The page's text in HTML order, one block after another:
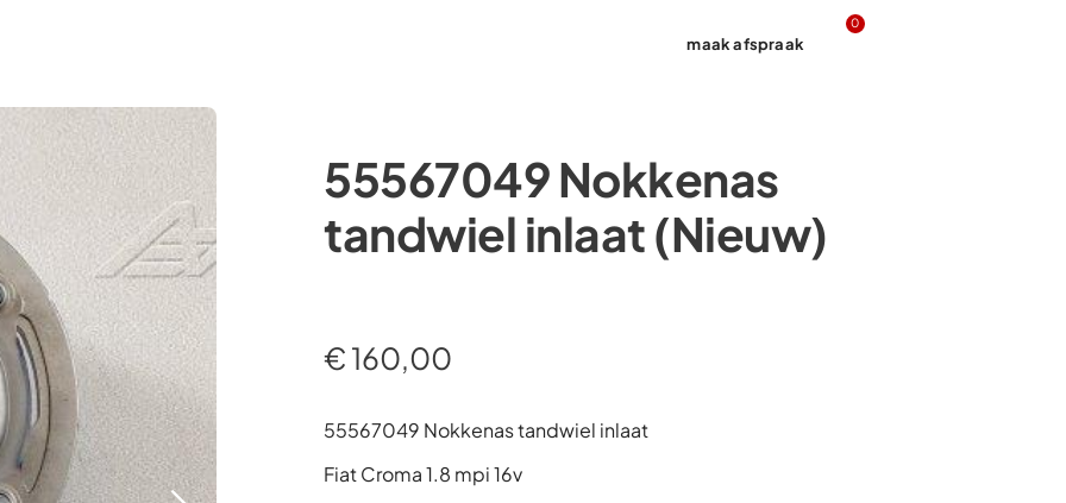
maak afspraak
0
55567049 Nokkenas
tandwiel inlaat (Nieuw)
€160,00
55567049 Nokkenas tandwiel inlaat
Fiat Croma 1.8 mpi 16v